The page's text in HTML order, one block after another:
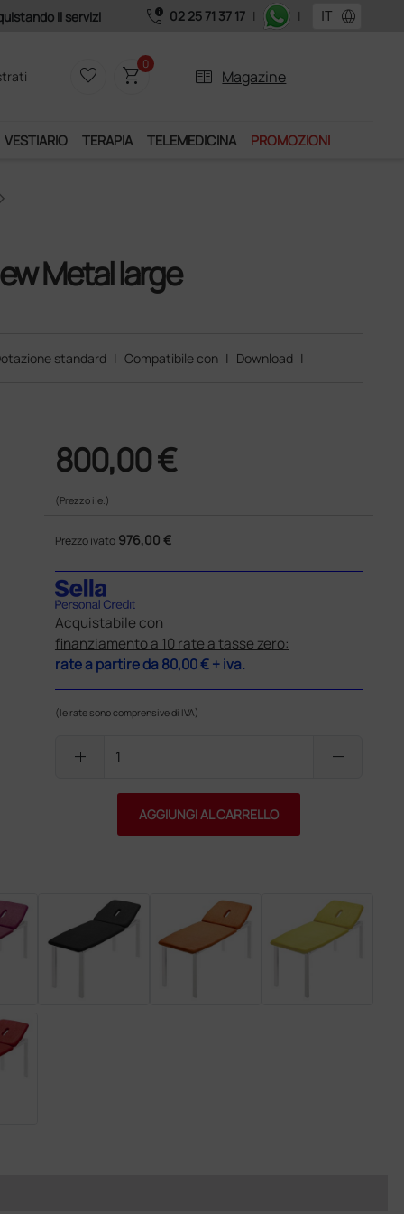
call_quality 02 25 71 37 17 | | language
favorite_border shopping_cart0
two_pager Magazine
VESTIARIO TERAPIA TELEMEDICINA PROMOZIONI
Metal large
standard | Compatibile con | Download |
800,00 €
(Prezzo i.e.)
Prezzo ivato 976,00 €
Acquistabile con
finanziamento a 10 rate a tasse zero:
rate a partire da80,00 €+ iva.
(le rate sono comprensive di IVA)
add remove
AGGIUNGI AL CARRELLO